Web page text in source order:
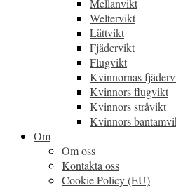
Mellanvikt
Weltervikt
Lättvikt
Fjädervikt
Flugvikt
Kvinnornas
Kvinnors flugvikt
Kvinnors stråvikt
Kvinnors
Om
Om oss
Kontakta oss
Cookie Policy (EU)